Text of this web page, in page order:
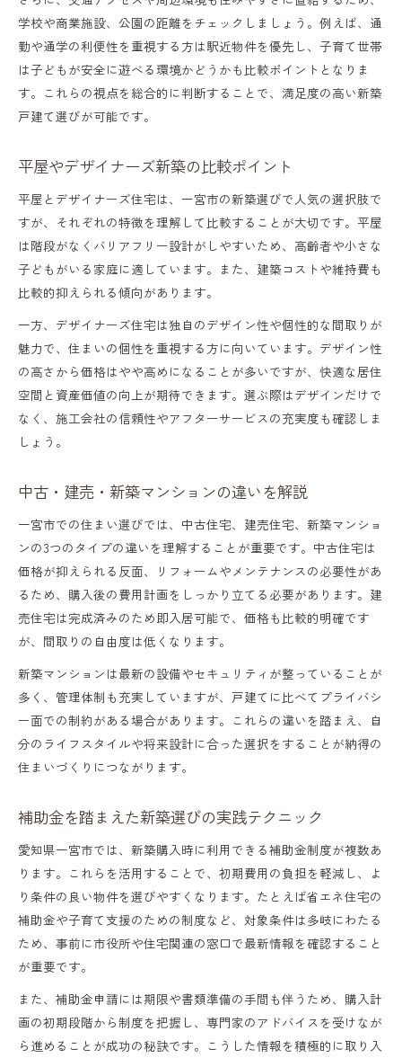
学校や商業施設、公園の距離をチェックしましょう。例えば、通
勤や通学の利便性を重視する方は駅近物件を優先し、子育て世帯
は子どもが安全に遊べる環境かどうかも比較ポイントとなりま
す。これらの視点を総合的に判断することで、満足度の高い新築
戸建て選びが可能です。
平屋やデザイナーズ新築の比較ポイント
平屋とデザイナーズ住宅は、一宮市の新築選びで人気の選択肢で
すが、それぞれの特徴を理解して比較することが大切です。平屋
は階段がなくバリアフリー設計がしやすいため、高齢者や小さな
子どもがいる家庭に適しています。また、建築コストや維持費も
比較的抑えられる傾向があります。
一方、デザイナーズ住宅は独自のデザイン性や個性的な間取りが
魅力で、住まいの個性を重視する方に向いています。デザイン性
の高さから価格はやや高めになることが多いですが、快適な居住
空間と資産価値の向上が期待できます。選ぶ際はデザインだけで
なく、施工会社の信頼性やアフターサービスの充実度も確認しま
しょう。
中古・建売・新築マンションの違いを解説
一宮市での住まい選びでは、中古住宅、建売住宅、新築マンショ
ンの3つのタイプの違いを理解することが重要です。中古住宅は
価格が抑えられる反面、リフォームやメンテナンスの必要性があ
るため、購入後の費用計画をしっかり立てる必要があります。建
売住宅は完成済みのため即入居可能で、価格も比較的明確です
が、間取りの自由度は低くなります。
新築マンションは最新の設備やセキュリティが整っていることが
多く、管理体制も充実していますが、戸建てに比べてプライバシ
ー面での制約がある場合があります。これらの違いを踏まえ、自
分のライフスタイルや将来設計に合った選択をすることが納得の
住まいづくりにつながります。
補助金を踏まえた新築選びの実践テクニック
愛知県一宮市では、新築購入時に利用できる補助金制度が複数あ
ります。これらを活用することで、初期費用の負担を軽減し、よ
り条件の良い物件を選びやすくなります。たとえば省エネ住宅の
補助金や子育て支援のための制度など、対象条件は多岐にわたる
ため、事前に市役所や住宅関連の窓口で最新情報を確認すること
が重要です。
また、補助金申請には期限や書類準備の手間も伴うため、購入計
画の初期段階から制度を把握し、専門家のアドバイスを受けなが
ら進めることが成功の秘訣です。こうした情報を積極的に取り入